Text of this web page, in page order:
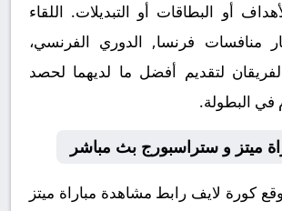
أو البطاقات أو التبديلات. اللقاء
منافسات فرنسا, الدوري الفرنسي،
لتقديم أفضل ما لديهما لحصد
في البطولة.
ميتز و ستراسبورج بث مباشر
كورة لايف رابط مشاهدة مباراة ميتز